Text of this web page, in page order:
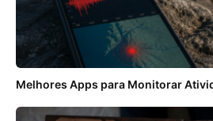
Melhores Apps para Monitorar